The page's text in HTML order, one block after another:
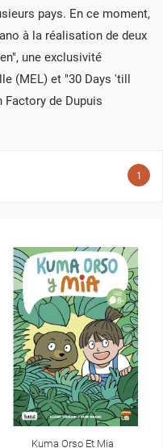
pays. En ce moment,
à la réalisation de deux
une exclusivité
(MEL) et "30 Days 'till
de Dupuis
1
Kuma Orso Et Mia
AJOUTER DES